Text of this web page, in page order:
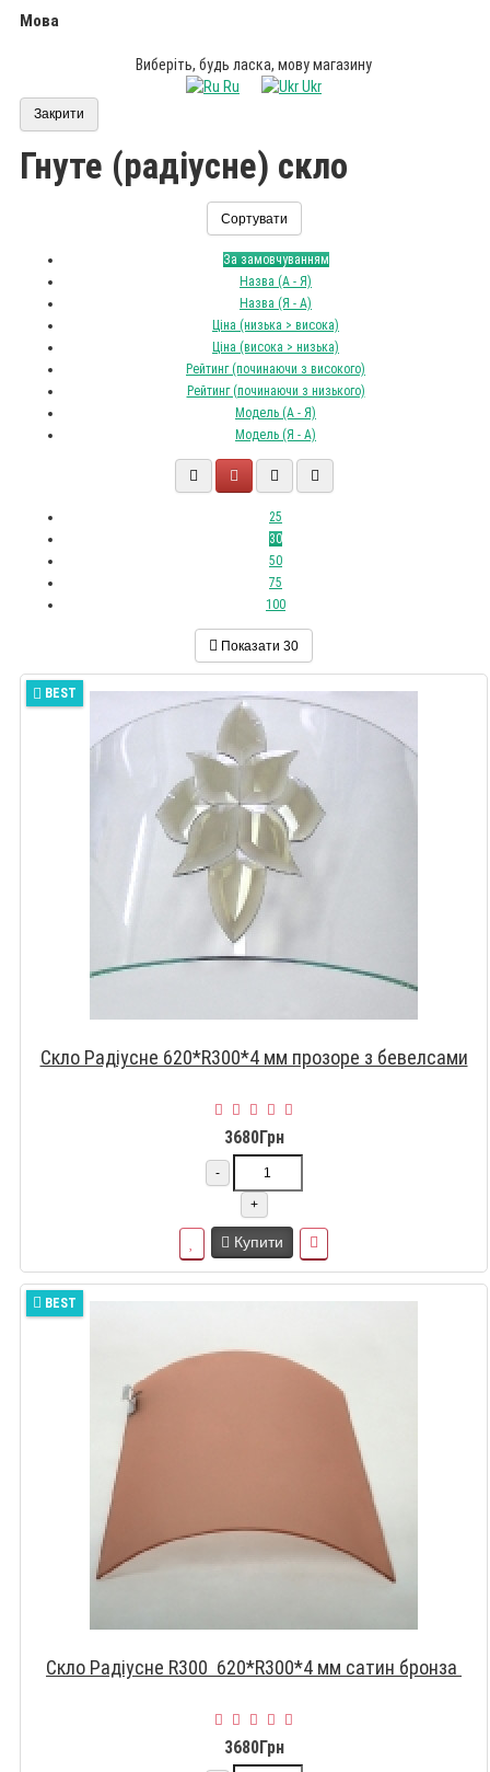
Мова
Виберіть, будь ласка, мову магазину
Ru
Ukr
Закрити
Гнуте (радіусне) скло
Сортувати
За замовчуванням
Назва (А - Я)
Назва (Я - А)
Ціна (низька > висока)
Ціна (висока > низька)
Рейтинг (починаючи з високого)
Рейтинг (починаючи з низького)
Модель (А - Я)
Модель (Я - А)
25
30
50
75
100
Показати 30
BEST
Скло Радіусне 620*R300*4 мм прозоре з бевелсами
3680Грн
-
+
Купити
BEST
Скло Радіусне R300 620*R300*4 мм сатин бронза
3680Грн